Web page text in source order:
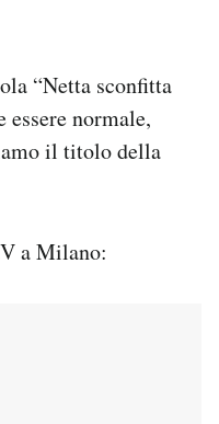
“Netta sconfitta
essere normale,
il titolo della
a Milano: